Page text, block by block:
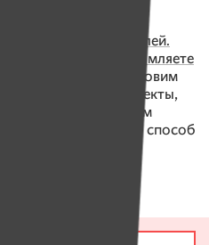
на деньги читателей.
20 рублей или оформляете
карточки
, а мы готовим
социальные проекты,
одному, а тысячам
выбирайте удобный способ